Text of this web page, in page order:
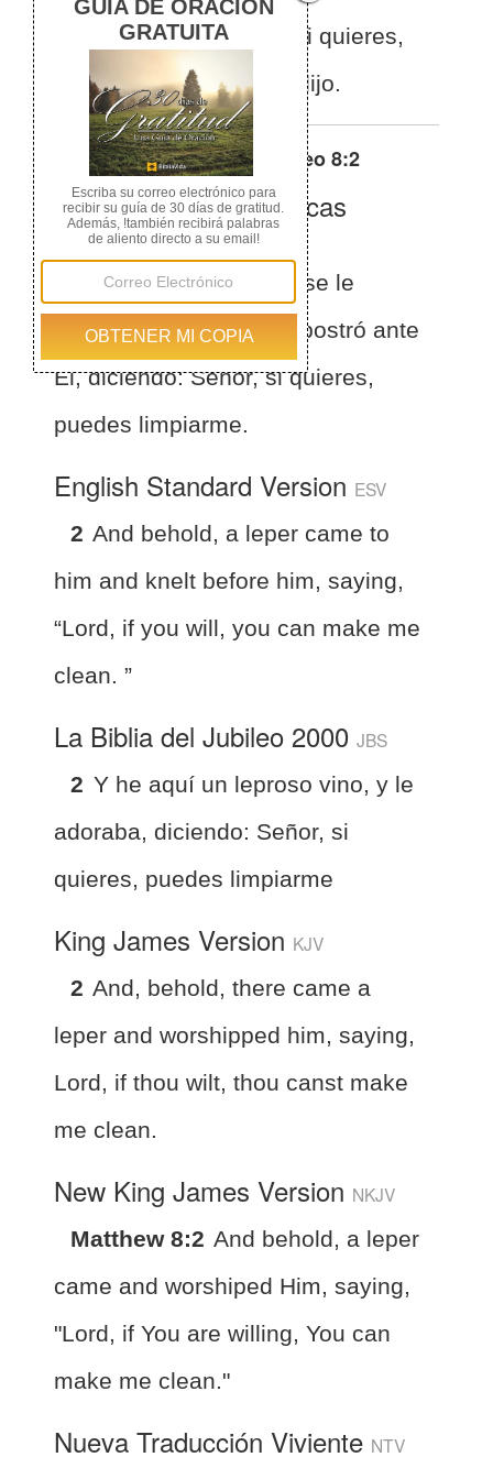
delante de él.—Señor, si quieres,
puedes limpiarme —le dijo.
Otras traducciones de Mateo 8:2
La Biblia de las Américas
(Español)BLA
Mateo 8:2 Y he aquí, se le
acercó un leproso y se postró ante
El, diciendo: Señor, si quieres,
puedes limpiarme.
English Standard Version ESV
2 And behold, a leper came to
him and knelt before him, saying,
“Lord, if you will, you can make me
clean. ”
La Biblia del Jubileo 2000 JBS
2 Y he aquí un leproso vino, y le
adoraba, diciendo: Señor, si
quieres, puedes limpiarme
King James Version KJV
2 And, behold, there came a
leper and worshipped him, saying,
Lord, if thou wilt, thou canst make
me clean.
New King James Version NKJV
Matthew 8:2 And behold, a leper
came and worshiped Him, saying,
"Lord, if You are willing, You can
make me clean."
Nueva Traducción Viviente NTV